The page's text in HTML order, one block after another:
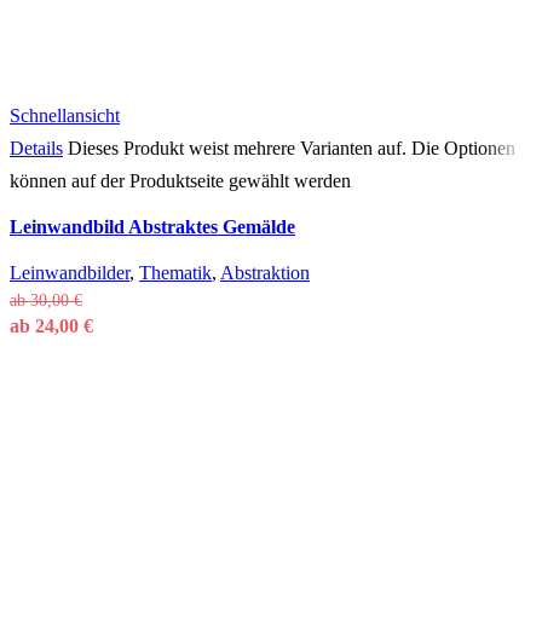
Schnellansicht
Details Dieses Produkt weist mehrere Varianten auf. Die Optionen
können auf der Produktseite gewählt werden
Leinwandbild Abstraktes Gemälde
Leinwandbilder, Thematik, Abstraktion
ab30,00€
ab 24,00 €